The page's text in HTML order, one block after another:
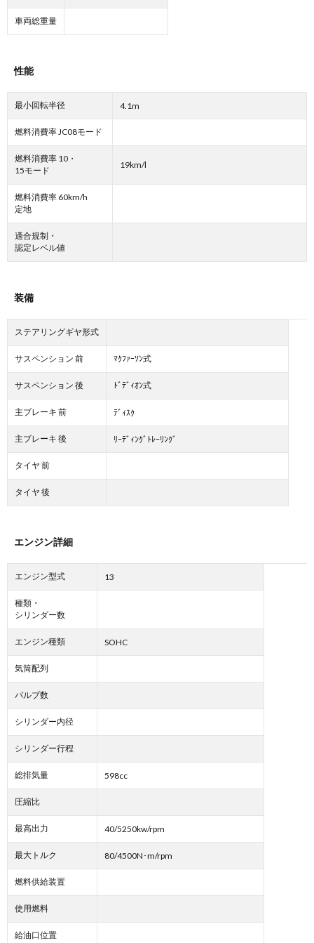
車両総重量
性能
最小回転半径 4.1m
燃料消費率 JC08モード
燃料消費率 10・
15モード
19km/l
燃料消費率 60km/h
定地
適合規制・
認定レベル値
装備
ステアリングギヤ形式
サスペンション 前 ﾏｸﾌｧｰｿﾝ式
サスペンション 後 ﾄﾞﾃﾞｨｵﾝ式
主ブレーキ 前 ﾃﾞｨｽｸ
主ブレーキ 後 ﾘｰﾃﾞｨﾝｸﾞﾄﾚｰﾘﾝｸﾞ
タイヤ 前
タイヤ 後
エンジン詳細
エンジン型式 13
種類・
シリンダー数
エンジン種類 SOHC
気筒配列
バルブ数
シリンダー内径
シリンダー行程
総排気量 598cc
圧縮比
最高出力 40/5250kw/rpm
最大トルク 80/4500N･m/rpm
燃料供給装置
使用燃料
給油口位置